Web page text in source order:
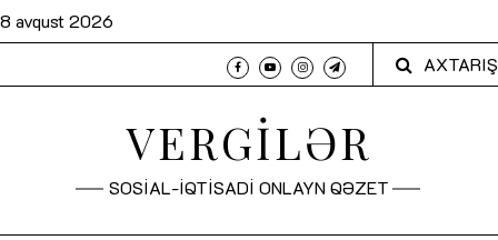
8 avqust 2026
AXTARIŞ
VERGİLƏR
SOSİAL-İQTİSADİ ONLAYN QƏZET